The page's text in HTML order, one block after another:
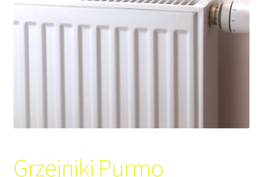
Grzejniki Purmo